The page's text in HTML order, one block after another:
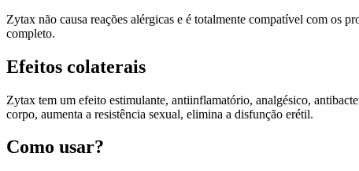
Zytax não causa reações alérgicas e é totalmente compatível com os
completo.
Efeitos colaterais
Zytax tem um efeito estimulante, antiinflamatório, analgésico,
corpo, aumenta a resistência sexual, elimina a disfunção erétil.
Como usar?